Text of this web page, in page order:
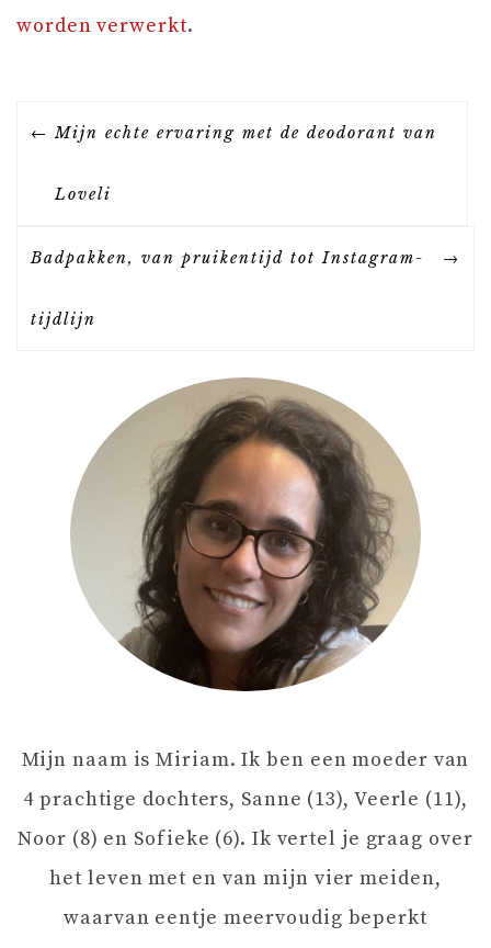
worden verwerkt.
B
R
G
A
Mijn echte ervaring met de deodorant van
Loveli
Badpakken, van pruikentijd tot Instagram-
tijdlijn
Mijn naam is Miriam. Ik ben een moeder van
4 prachtige dochters, Sanne (13), Veerle (11),
Noor (8) en Sofieke (6). Ik vertel je graag over
het leven met en van mijn vier meiden,
waarvan eentje meervoudig beperkt